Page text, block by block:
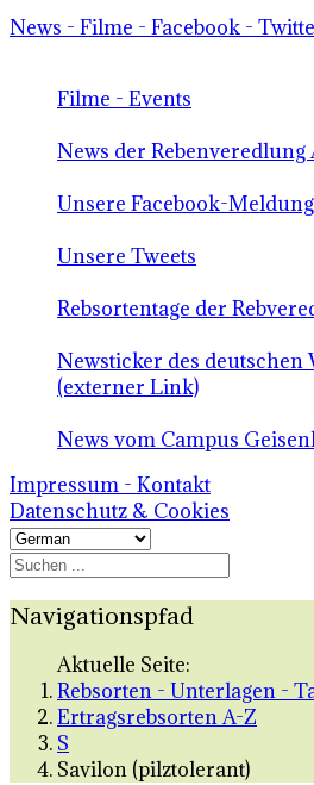
News - Filme - Facebook -
Filme - Events
News der Rebenveredlung
Unsere Facebook-
Unsere Tweets
Rebsortentage der
Newsticker des deutschen
(externer Link)
News vom Campus
Impressum - Kontakt
Datenschutz & Cookies
Navigationspfad
Aktuelle Seite:
Rebsorten - Unterlagen -
Ertragsrebsorten A-Z
S
Savilon (pilztolerant)